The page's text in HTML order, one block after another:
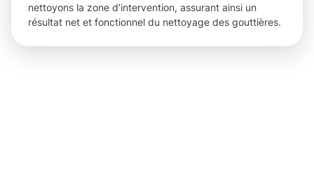
nettoyons la zone d’intervention, assurant ainsi un
résultat net et fonctionnel du nettoyage des gouttières.